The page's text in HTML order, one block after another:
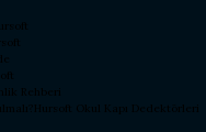
Rehberi
Hursoft Okul Kapı Dedektörleri